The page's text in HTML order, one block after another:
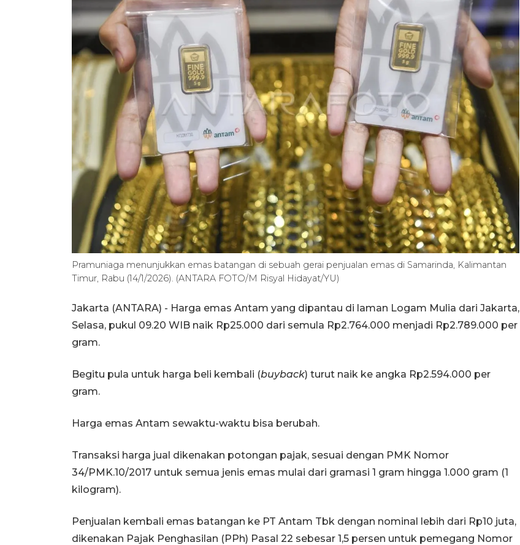
Pramuniaga menunjukkan emas batangan di sebuah gerai penjualan emas di Samarinda, Kalimantan
Timur, Rabu (14/1/2026). (ANTARA FOTO/M Risyal Hidayat/YU)
Jakarta (ANTARA) - Harga emas Antam yang dipantau di laman Logam Mulia dari Jakarta,
Selasa, pukul 09.20 WIB naik Rp25.000 dari semula Rp2.764.000 menjadi Rp2.789.000 per
gram.
Begitu pula untuk harga beli kembali (buyback) turut naik ke angka Rp2.594.000 per
gram.
Harga emas Antam sewaktu-waktu bisa berubah.
Transaksi harga jual dikenakan potongan pajak, sesuai dengan PMK Nomor
34/PMK.10/2017 untuk semua jenis emas mulai dari gramasi 1 gram hingga 1.000 gram (1
kilogram).
Penjualan kembali emas batangan ke PT Antam Tbk dengan nominal lebih dari Rp10 juta,
dikenakan Pajak Penghasilan (PPh) Pasal 22 sebesar 1,5 persen untuk pemegang Nomor